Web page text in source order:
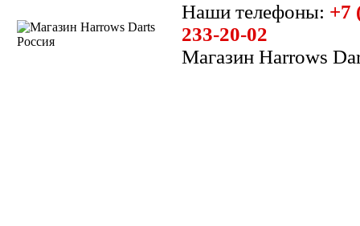
Наши телефоны: +7
233-20-02
Магазин Harrows